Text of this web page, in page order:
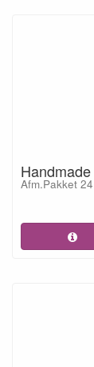
Afm.Pakket